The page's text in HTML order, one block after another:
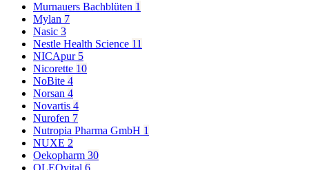
Murnauers Bachblüten 1
Mylan 7
Nasic 3
Nestle Health Science 11
NICApur 5
Nicorette 10
NoBite 4
Norsan 4
Novartis 4
Nurofen 7
Nutropia Pharma GmbH 1
NUXE 2
Oekopharm 30